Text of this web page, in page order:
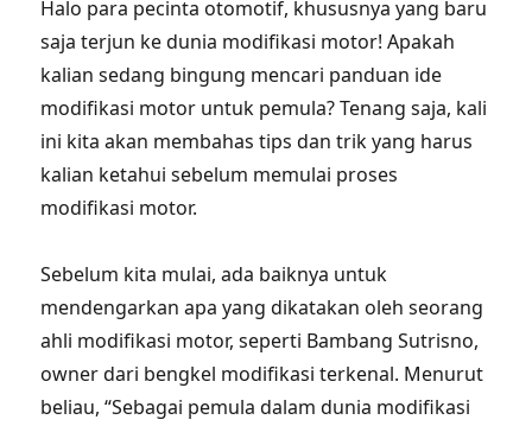
Halo para pecinta otomotif, khususnya yang baru
saja terjun ke dunia modifikasi motor! Apakah
kalian sedang bingung mencari panduan ide
modifikasi motor untuk pemula? Tenang saja, kali
ini kita akan membahas tips dan trik yang harus
kalian ketahui sebelum memulai proses
modifikasi motor.
Sebelum kita mulai, ada baiknya untuk
mendengarkan apa yang dikatakan oleh seorang
ahli modifikasi motor, seperti Bambang Sutrisno,
owner dari bengkel modifikasi terkenal. Menurut
beliau, “Sebagai pemula dalam dunia modifikasi